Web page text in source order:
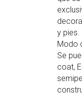
y pies.
Modo
Se
coat,